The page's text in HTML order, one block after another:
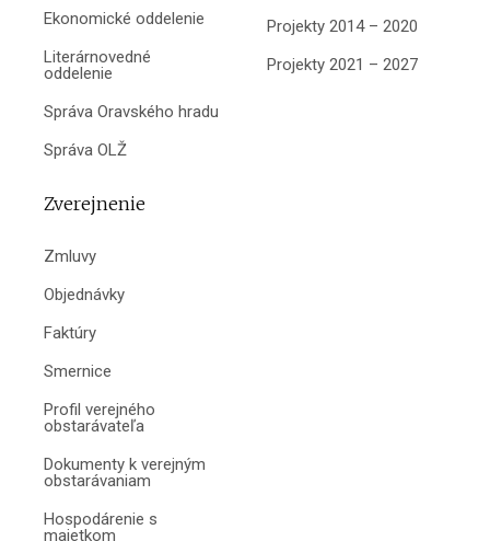
Ekonomické oddelenie
Literárnovedné
oddelenie
Správa Oravského hradu
Správa OLŽ
Projekty 2014 – 2020
Projekty 2021 – 2027
Zverejnenie
Zmluvy
Objednávky
Faktúry
Smernice
Profil verejného
obstarávateľa
Dokumenty k verejným
obstarávaniam
Hospodárenie s
majetkom